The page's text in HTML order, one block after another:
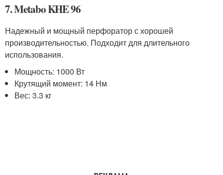
7. Metabo KHE 96
Надежный и мощный перфоратор с хорошей
производительностью. Подходит для длительного
использования.
Мощность: 1000 Вт
Крутящий момент: 14 Нм
Вес: 3.3 кг